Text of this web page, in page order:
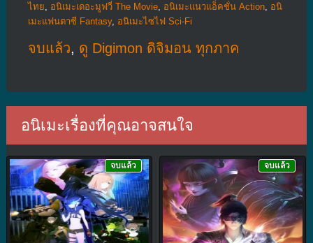
ไทย
อนิเมะเดอะมูฟวี่ The Movie, อนิเมะแนวแอ็คชั่น Action, อนิ
เมะแฟนตาซี Fantasy, อนิเมะไซไฟ Sci-Fi
จบแล้ว, ดู Digimon ดิจิมอน ทุกภาค
อนิเมะเรื่องที่คุณอาจสนใจ
จบแล้ว จบแล้ว